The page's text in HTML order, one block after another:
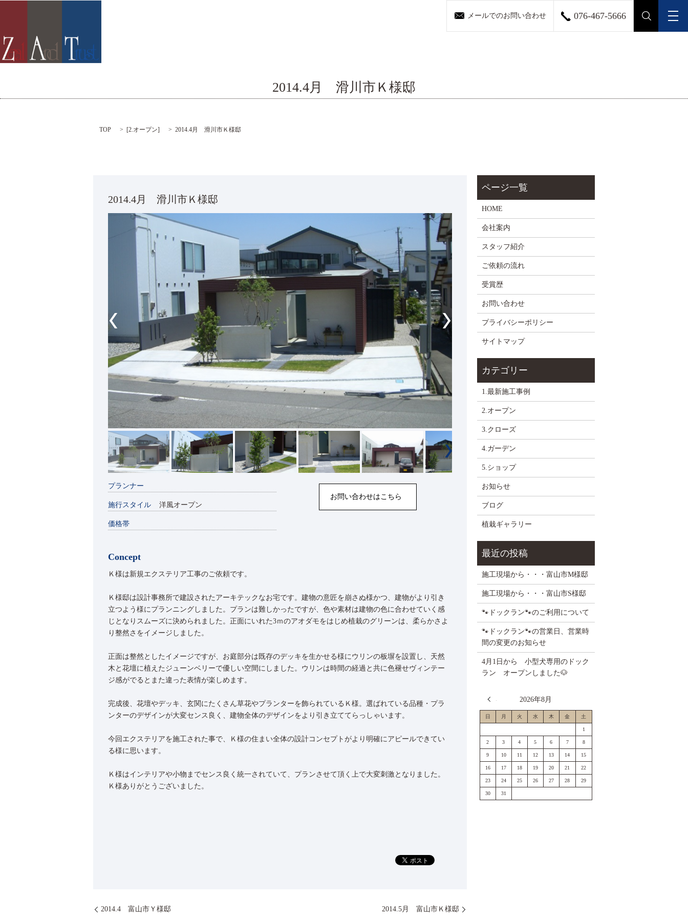
メールでのお問い合わせ 076-467-5666
2014.4月 滑川市Ｋ様邸
TOP [2.オープン] 2014.4月 滑川市Ｋ様邸
2014.4月 滑川市Ｋ様邸
プランナー
施行スタイル 洋風オープン
価格帯
お問い合わせはこちら
Concept
Ｋ様は新規エクステリア工事のご依頼です。
Ｋ様邸は設計事務所で建設されたアーキテックなお宅です。建物の意匠を崩さぬ様かつ、建物がより引き
立つよう様にプランニングしました。プランは難しかったですが、色や素材は建物の色に合わせていく感
じとなりスムーズに決められました。正面にいれた3ｍのアオダモをはじめ植栽のグリーンは、柔らかさよ
り整然さをイメージしました。
正面は整然としたイメージですが、お庭部分は既存のデッキを生かせる様にウリンの板塀を設置し、天然
木と花壇に植えたジューンベリーで優しい空間にしました。ウリンは時間の経過と共に色褪せヴィンテー
ジ感がでるとまた違った表情が楽しめます。
完成後、花壇やデッキ、玄関にたくさん草花やプランターを飾られているＫ様。選ばれている品種・プラ
ンターのデザインが大変センス良く、建物全体のデザインをより引き立ててらっしゃいます。
今回エクステリアを施工された事で、Ｋ様の住まい全体の設計コンセプトがより明確にアピールできてい
る様に思います。
Ｋ様はインテリアや小物までセンス良く統一されていて、プランさせて頂く上で大変刺激となりました。
Ｋ様ありがとうございました。
2014.4 富山市Ｙ様邸 2014.5月 富山市Ｋ様邸
HOME
会社案内
スタッフ紹介
ご依頼の流れ
受賞歴
お問い合わせ
プライバシーポリシー
サイトマップ
1.最新施工事例
2.オープン
3.クローズ
4.ガーデン
5.ショップ
お知らせ
ブログ
植栽ギャラリー
施工現場から・・・富山市M様邸
施工現場から・・・富山市S様邸
🐾ドックラン🐾のご利用について
🐾ドックラン🐾の営業日、営業時
間の変更のお知らせ
4月1日から 小型犬専用のドック
ラン オープンしました🐶
2026年8月
日 月 火 水 木 金 土
1
2 3 4 5 6 7 8
9 10 11 12 13 14 15
16 17 18 19 20 21 22
23 24 25 26 27 28 29
30 31